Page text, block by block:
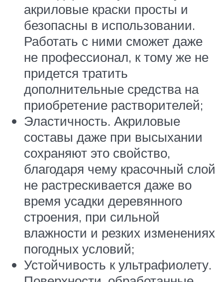
акриловые краски просты и
безопасны в использовании.
Работать с ними сможет даже
не профессионал, к тому же не
придется тратить
дополнительные средства на
приобретение растворителей;
Эластичность. Акриловые
составы даже при высыхании
сохраняют это свойство,
благодаря чему красочный слой
не растрескивается даже во
время усадки деревянного
строения, при сильной
влажности и резких изменениях
погодных условий;
Устойчивость к ультрафиолету.